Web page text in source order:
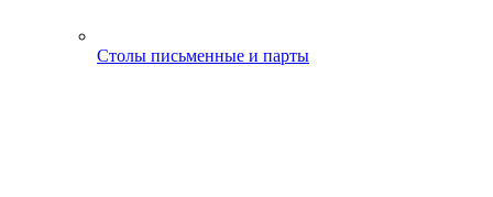
Столы письменные и парты